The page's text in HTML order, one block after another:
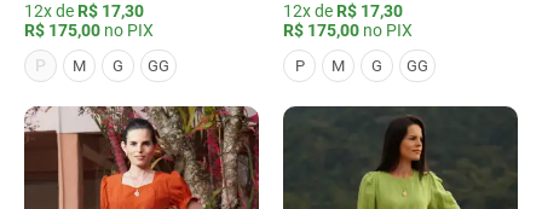
12x de R$ 17,30
R$ 175,00 no PIX
P
M G GG
12x de R$ 17,30
R$ 175,00 no PIX
P M G GG